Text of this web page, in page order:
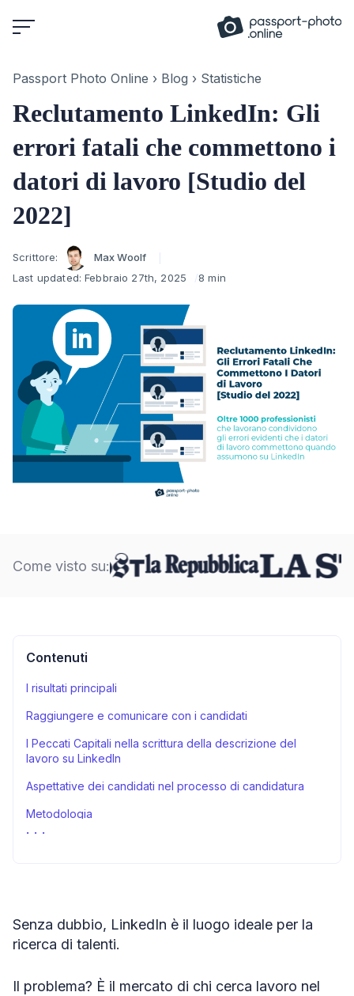
to
Passport Photo Online › Blog › Statistiche
Reclutamento LinkedIn: Gli
errori fatali che commettono i
datori di lavoro [Studio del
2022]
Author
Scrittore:
Max Woolf
Last updated:Febbraio 27th, 2025 8 min
Come visto su:
Contenuti
I risultati principali
Raggiungere e comunicare con i candidati
I Peccati Capitali nella scrittura della descrizione del
lavoro su LinkedIn
Aspettative dei candidati nel processo di candidatura
Metodologia
Senza dubbio, LinkedIn è il luogo ideale per la
ricerca di talenti.
Il problema? È il mercato di chi cerca lavoro nel